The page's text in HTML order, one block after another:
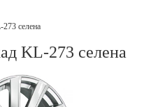
селена
KL-273 селена